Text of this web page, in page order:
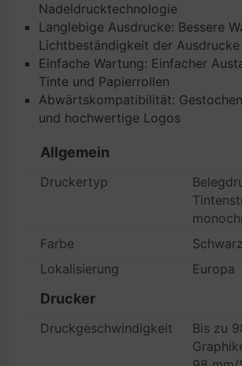
Nadeldrucktechnologie
Langlebige Ausdrucke: Bessere
Lichtbeständigkeit der Ausdrucke
Einfache Wartung: Einfacher
Tinte und Papierrollen
Abwärtskompatibilität:
und hochwertige Logos
Allgemein
Druckertyp
Farbe
Schwarz
Lokalisierung
Europa
Drucker
Druckgeschwindigkeit
Bis zu